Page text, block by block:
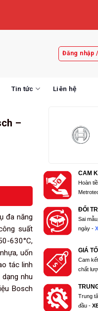
Đăng nhập
Tin tức Liên hệ
–
đa năng
suất
630°C,
uốn
tác linh
nhu
Bosch
CAM
Hoàn
ĐỔI
Sai
ngày -
GIÁ
Cam
chất
Trung
đầu -